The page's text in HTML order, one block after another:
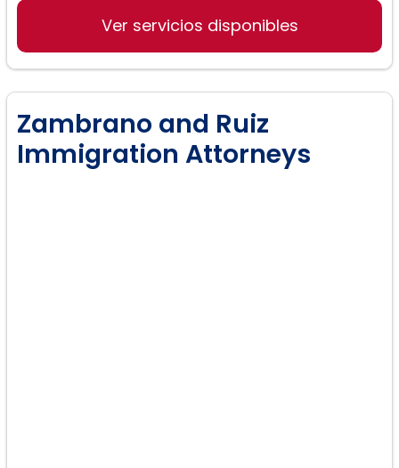
Estatus de Protección Temporal
Ver servicios disponibles
Zambrano and Ruiz
Immigration Attorneys